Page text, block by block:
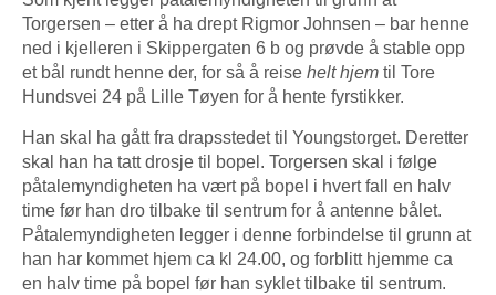
Torgersen – etter å ha drept Rigmor Johnsen – bar henne
ned i kjelleren i Skippergaten 6 b og prøvde å stable opp
et bål rundt henne der, for så å reise helt hjem til Tore
Hundsvei 24 på Lille Tøyen for å hente fyrstikker.
Han skal ha gått fra drapsstedet til Youngstorget. Deretter
skal han ha tatt drosje til bopel. Torgersen skal i følge
påtalemyndigheten ha vært på bopel i hvert fall en halv
time før han dro tilbake til sentrum for å antenne bålet.
Påtalemyndigheten legger i denne forbindelse til grunn at
han har kommet hjem ca kl 24.00, og forblitt hjemme ca
en halv time på bopel før han syklet tilbake til sentrum.